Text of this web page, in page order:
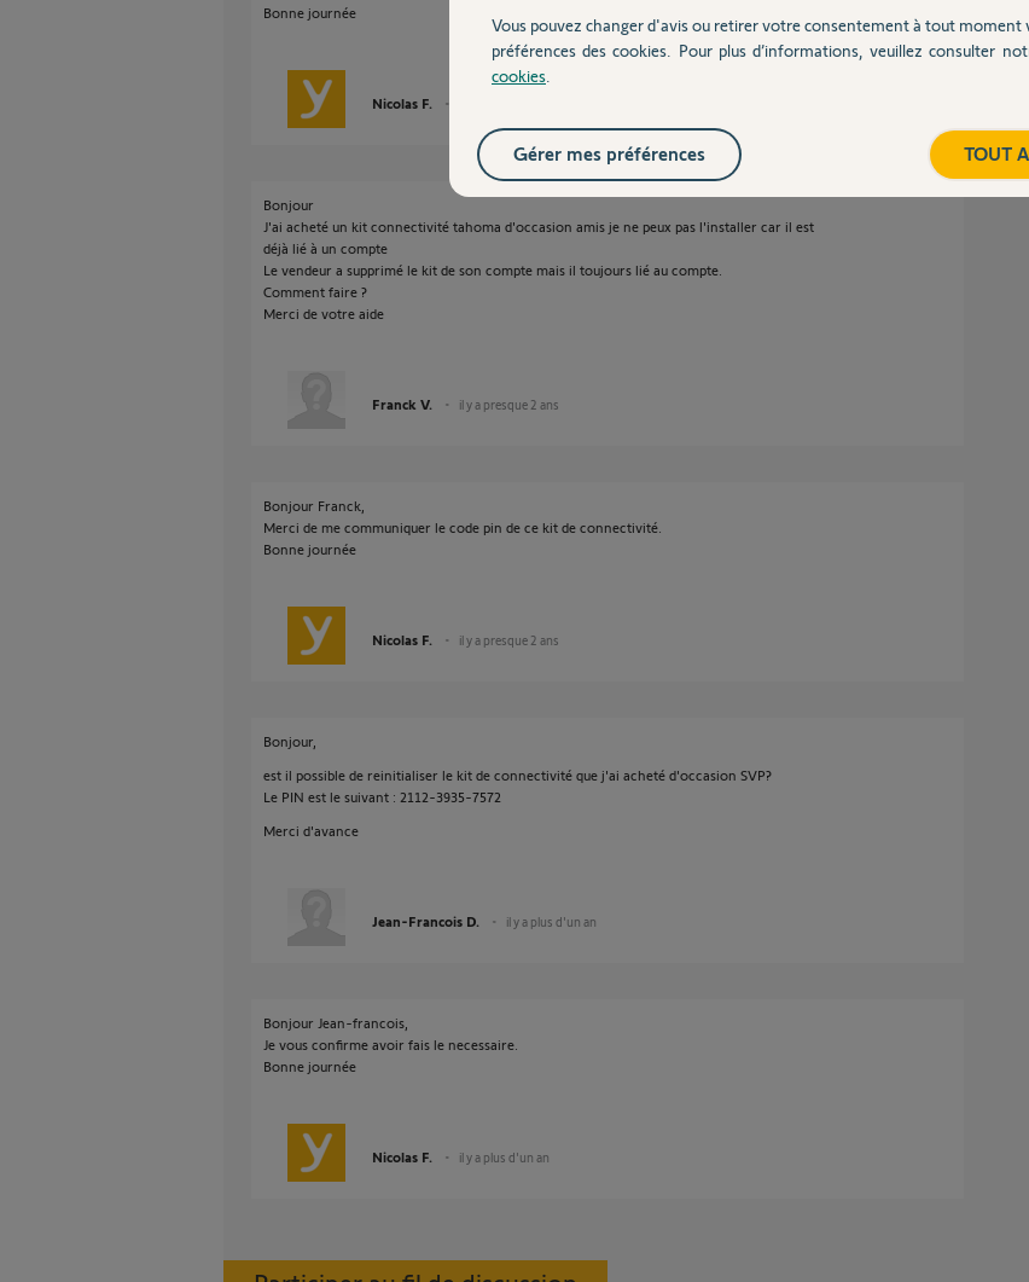
Bonne journée
Nicolas F.
Bonjour
J'ai acheté un kit connectivité tahoma d'occasion amis je ne peux pas l'installer car il est
déjà lié à un compte
Le vendeur a supprimé le kit de son compte mais il toujours lié au compte.
Comment faire ?
Merci de votre aide
Franck V. il y a presque 2 ans
Bonjour Franck,
Merci de me communiquer le code pin de ce kit de connectivité.
Bonne journée
Nicolas F. il y a presque 2 ans
Bonjour,
est il possible de reinitialiser le kit de connectivité que j'ai acheté d'occasion SVP?
Le PIN est le suivant : 2112-3935-7572
Merci d'avance
Jean-Francois D. il y a plus d'un an
Bonjour Jean-francois,
Je vous confirme avoir fais le necessaire.
Bonne journée
Nicolas F. il y a plus d'un an
Vous pouvez changer d'avis ou retirer votre consentement à tout moment
préférences des cookies. Pour plus d’informations, veuillez consulter
cookies
TOUT
Gérer mes préférences